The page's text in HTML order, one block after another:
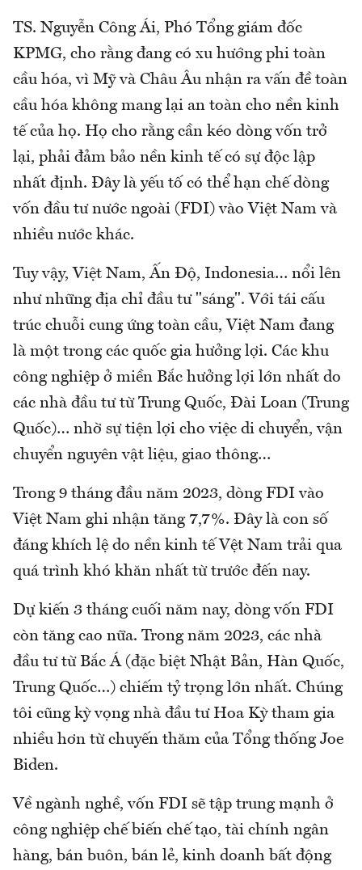
TS. Nguyễn Công Ái, Phó Tổng giám đốc
KPMG, cho rằng đang có xu hướng phi toàn
cầu hóa, vì Mỹ và Châu Âu nhận ra vấn đề toàn
cầu hóa không mang lại an toàn cho nền kinh
tế của họ. Họ cho rằng cần kéo dòng vốn trở
lại, phải đảm bảo nền kinh tế có sự độc lập
nhất định. Đây là yếu tố có thể hạn chế dòng
vốn đầu tư nước ngoài (FDI) vào Việt Nam và
nhiều nước khác.
Tuy vậy, Việt Nam, Ấn Độ, Indonesia… nổi lên
như những địa chỉ đầu tư "sáng". Với tái cấu
trúc chuỗi cung ứng toàn cầu, Việt Nam đang
là một trong các quốc gia hưởng lợi. Các khu
công nghiệp ở miền Bắc hưởng lợi lớn nhất do
các nhà đầu tư từ Trung Quốc, Đài Loan (Trung
Quốc)… nhờ sự tiện lợi cho việc di chuyển, vận
chuyển nguyên vật liệu, giao thông…
Trong 9 tháng đầu năm 2023, dòng FDI vào
Việt Nam ghi nhận tăng 7,7%. Đây là con số
đáng khích lệ do nền kinh tế Vệt Nam trải qua
quá trình khó khăn nhất từ trước đến nay.
Dự kiến 3 tháng cuối năm nay, dòng vốn FDI
còn tăng cao nữa. Trong năm 2023, các nhà
đầu tư từ Bắc Á (đặc biệt Nhật Bản, Hàn Quốc,
Trung Quốc…) chiếm tỷ trọng lớn nhất. Chúng
tôi cũng kỳ vọng nhà đầu tư Hoa Kỳ tham gia
nhiều hơn từ chuyến thăm của Tổng thống Joe
Biden.
Về ngành nghề, vốn FDI sẽ tập trung mạnh ở
công nghiệp chế biến chế tạo, tài chính ngân
hàng, bán buôn, bán lẻ, kinh doanh bất động